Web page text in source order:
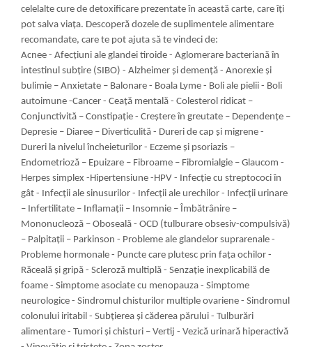
celelalte cure de detoxificare prezentate în această carte, care îţi
pot salva viaţa. Descoperă dozele de suplimentele alimentare
recomandate, care te pot ajuta să te vindeci de:
Acnee - Afecţiuni ale glandei tiroide - Aglomerare bacteriană în
intestinul subţire (SIBO) - Alzheimer şi demenţă - Anorexie şi
bulimie – Anxietate – Balonare - Boala Lyme - Boli ale pielii - Boli
autoimune -Cancer - Ceaţă mentală - Colesterol ridicat –
Conjunctivită – Constipaţie - Creştere în greutate – Dependenţe –
Depresie – Diaree – Diverticulită - Dureri de cap şi migrene -
Dureri la nivelul încheieturilor - Eczeme şi psoriazis –
Endometrioză – Epuizare – Fibroame – Fibromialgie – Glaucom -
Herpes simplex -Hipertensiune -HPV - Infecţie cu streptococi în
gât - Infecţii ale sinusurilor - Infecţii ale urechilor - Infecţii urinare
– Infertilitate – Inflamaţii – Insomnie – Îmbătrânire –
Mononucleoză – Oboseală - OCD (tulburare obsesiv-compulsivă)
– Palpitaţii – Parkinson - Probleme ale glandelor suprarenale -
Probleme hormonale - Puncte care plutesc prin faţa ochilor -
Răceală şi gripă - Scleroză multiplă - Senzaţie inexplicabilă de
foame - Simptome asociate cu menopauza - Simptome
neurologice - Sindromul chisturilor multiple ovariene - Sindromul
colonului iritabil - Subţierea şi căderea părului - Tulburări
alimentare - Tumori şi chisturi – Vertij - Vezică urinară hiperactivă